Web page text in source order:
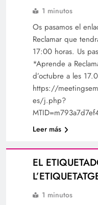
1 minutos
Os pasamos el
Reclamar que
17:00 horas. Us
*Aprende a
d’octubre a les
https://
es/j.php?
Leer más
EL
1 minutos